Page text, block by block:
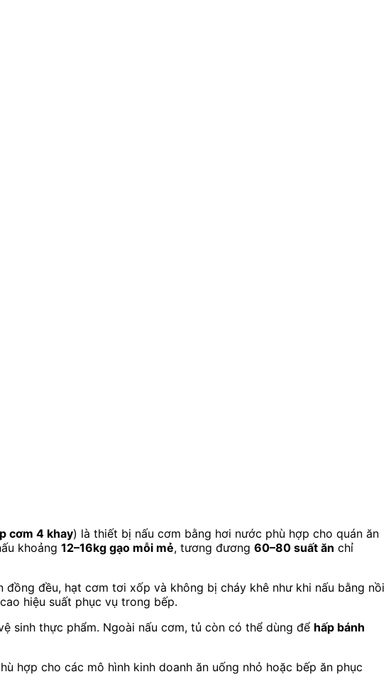
cơm 4 khay) là thiết bị nấu cơm bằng hơi nước phù hợp cho quán ăn
khoảng 12–16kg gạo mỗi mẻ, tương đương 60–80 suất ăn chỉ
đều, hạt cơm tơi xốp và không bị cháy khê như khi nấu bằng nồi
hiệu suất phục vụ trong bếp.
sinh thực phẩm. Ngoài nấu cơm, tủ còn có thể dùng để hấp bánh
hợp cho các mô hình kinh doanh ăn uống nhỏ hoặc bếp ăn phục